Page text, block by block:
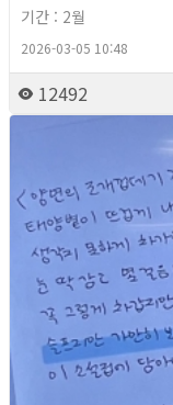
기간 : 2월
2026-03-05 10:48
12492